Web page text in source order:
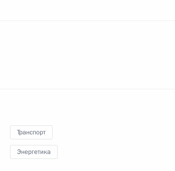
развитию
Транспорт
Энергетика